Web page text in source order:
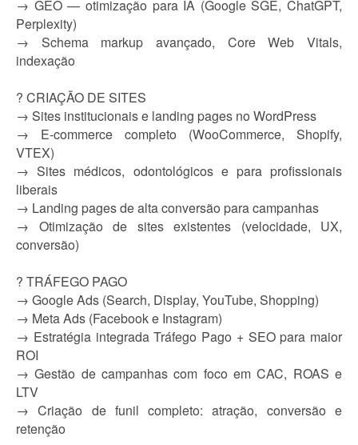
→ GEO — otimização para IA (Google SGE, ChatGPT,
Perplexity)
→ Schema markup avançado, Core Web Vitals,
indexação
? CRIAÇÃO DE SITES
→ Sites institucionais e landing pages no WordPress
→ E-commerce completo (WooCommerce, Shopify,
VTEX)
→ Sites médicos, odontológicos e para profissionais
liberais
→ Landing pages de alta conversão para campanhas
→ Otimização de sites existentes (velocidade, UX,
conversão)
? TRÁFEGO PAGO
→ Google Ads (Search, Display, YouTube, Shopping)
→ Meta Ads (Facebook e Instagram)
→ Estratégia integrada Tráfego Pago + SEO para maior
ROI
→ Gestão de campanhas com foco em CAC, ROAS e
LTV
→ Criação de funil completo: atração, conversão e
retenção